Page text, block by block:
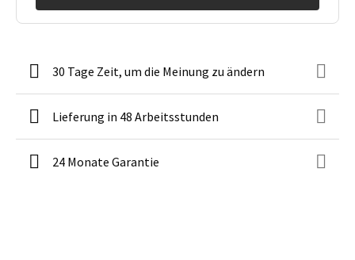
30 Tage Zeit, um die Meinung zu ändern
Lieferung in 48 Arbeitsstunden
24 Monate Garantie